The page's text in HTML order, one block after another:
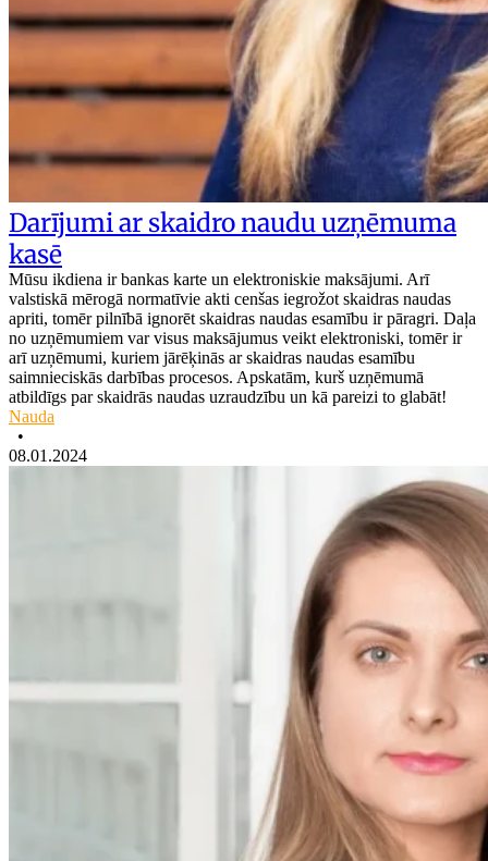
Darījumi ar skaidro naudu uzņēmuma
kasē
Mūsu ikdiena ir bankas karte un elektroniskie maksājumi. Arī
valstiskā mērogā normatīvie akti cenšas iegrožot skaidras naudas
apriti, tomēr pilnībā ignorēt skaidras naudas esamību ir pāragri. Daļa
no uzņēmumiem var visus maksājumus veikt elektroniski, tomēr ir
arī uzņēmumi, kuriem jārēķinās ar skaidras naudas esamību
saimnieciskās darbības procesos. Apskatām, kurš uzņēmumā
atbildīgs par skaidrās naudas uzraudzību un kā pareizi to glabāt!
Nauda
•
08.01.2024